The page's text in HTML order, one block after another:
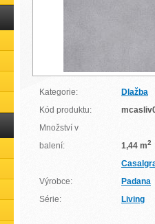
Kategorie:
Dlažba
Kód produktu:
Množství v
balení:
1,44 m2
Výrobce:
Padana
Série:
Living